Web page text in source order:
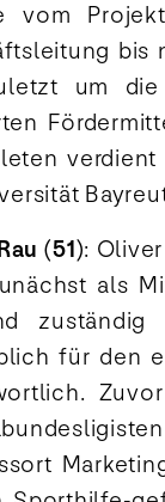
vom
bis
um die
(51):
als
für den